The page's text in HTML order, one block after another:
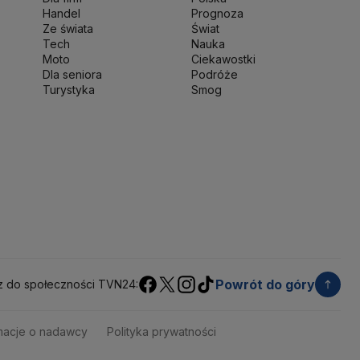
PentagonPiotr Gliński PKB PolskiPKO BP
Prezes NBP Adam Glapiński
Prezydent RP
Ryszard Petru
terytorialnySędziowie
PolskaSztuczna inteligencja
Handel
Ze świata
Tech
Moto
Dla seniora
Turystyka
Prognoza
Świat
Nauka
Ciekawostki
Podróże
Smog
do społeczności TVN24: Powrót do góry
o nadawcy
Polityka prywatności